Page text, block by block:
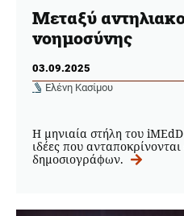
Μεταξύ
νοημοσύνης
03.09.2025
Ελένη Κασίμου
Η μηνιαία στήλη του
ιδέες που
δημοσιογράφων.